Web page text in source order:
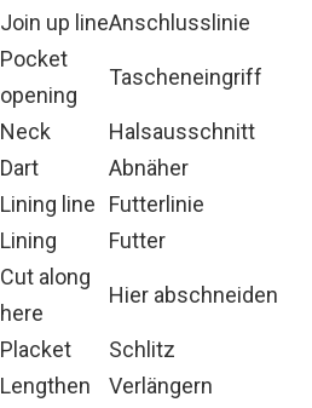
Join up lineAnschlusslinie
Pocket
opening
Tascheneingriff
Neck
Halsausschnitt
Dart
Abnäher
Lining line
Futterlinie
Lining Futter
Cut along
here
Hier abschneiden
Placket
Schlitz
Lengthen Verlängern